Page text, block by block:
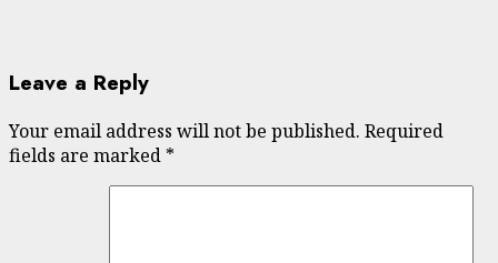
Leave a Reply
Your email address will not be published. Required
fields are marked *